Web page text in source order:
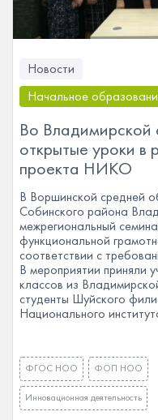
Новости
Начальное
Во Владимирской
открытые уроки в
проекта НИКО
В Воршинской средней
Собинского района
межрегиональный
функциональной
соответствии с
В мероприятии приняли
классов из
студенты Шуйского
Национального
ФГОС НОО ФОП НОО
Инновационная деятельность